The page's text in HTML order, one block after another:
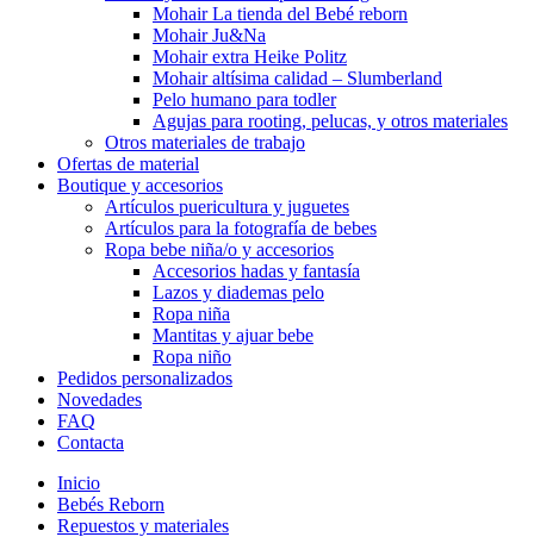
Mohair La tienda del Bebé reborn
Mohair Ju&Na
Mohair extra Heike Politz
Mohair altísima calidad – Slumberland
Pelo humano para todler
Agujas para rooting, pelucas, y otros materiales
Otros materiales de trabajo
Ofertas de material
Boutique y accesorios
Artículos puericultura y juguetes
Artículos para la fotografía de bebes
Ropa bebe niña/o y accesorios
Accesorios hadas y fantasía
Lazos y diademas pelo
Ropa niña
Mantitas y ajuar bebe
Ropa niño
Pedidos personalizados
Novedades
FAQ
Contacta
Inicio
Bebés Reborn
Repuestos y materiales